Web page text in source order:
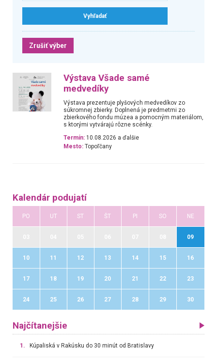
Zrušiť výber
Výstava Všade samé
medvedíky
Výstava prezentuje plyšových medvedíkov zo
súkromnej zbierky. Doplnená je predmetmi zo
zbierkového fondu múzea a pomocným materiálom,
s ktorými vytvárajú rôzne scénky.
Termín: 10.08.2026 a ďalšie
Mesto: Topoľčany
Kalendár podujatí
PO UT ST ŠT PI SO NE
09
10 11 12 13 14 15 16
17 18 19 20 21 22 23
24 25 26 27 28 29 30
Najčítanejšie
1. Kúpaliská v Rakúsku do 30 minút od Bratislavy